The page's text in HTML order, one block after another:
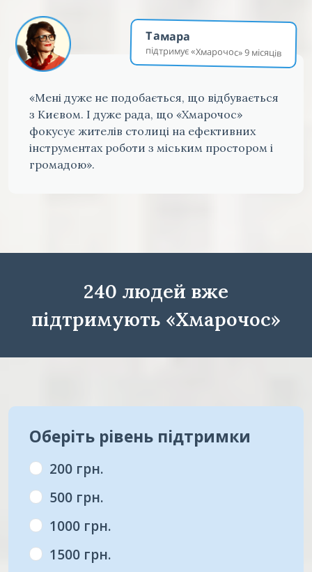
Тамара
підтримує «Хмарочос» 9 місяців
«Мені дуже не подобається, що відбувається
з Києвом. І дуже рада, що «Хмарочос»
фокусує жителів столиці на ефективних
інструментах роботи з міським простором і
громадою».
240 людей вже
підтримують «Хмарочос»
Оберіть рівень підтримки
200 грн.
500 грн.
1000 грн.
1500 грн.